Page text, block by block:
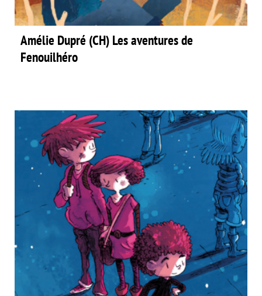
Amélie Dupré (CH) Les aventures de
Fenouilhéro